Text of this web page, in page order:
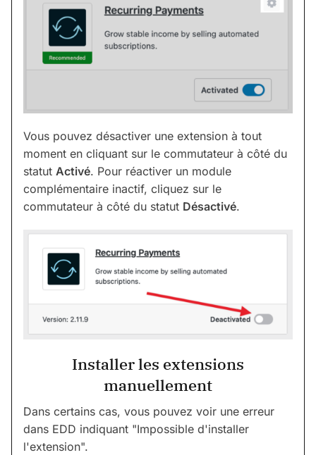
Vous pouvez désactiver une extension à tout
moment en cliquant sur le commutateur à côté du
statut Activé. Pour réactiver un module
complémentaire inactif, cliquez sur le
commutateur à côté du statut Désactivé.
Installer les extensions
manuellement
Dans certains cas, vous pouvez voir une erreur
dans EDD indiquant "Impossible d'installer
l'extension".